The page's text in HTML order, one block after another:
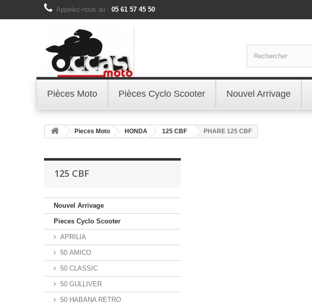
Appelez-nous au : 05 61 57 45 50
Pièces Moto Pièces Cyclo Scooter Nouvel Arrivage
Pieces Moto HONDA 125 CBF PHARE 125 CBF
125 CBF
Nouvel Arrivage
Pieces Cyclo Scooter
APRILIA
50 AMICO
50 CLASSIC
50 GULLIVER
50 HABANA RETRO